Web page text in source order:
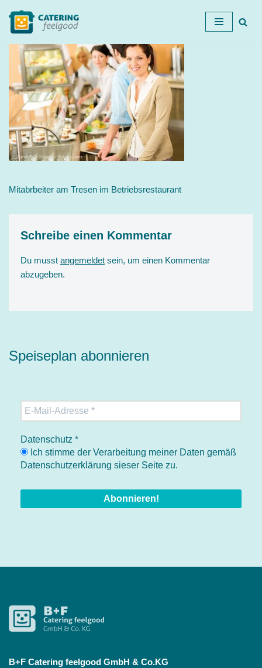
Zum
Inhalt
springen
Mitabrbeiter am Tresen im Betriebsrestaurant
Schreibe einen Kommentar
Du musst angemeldet sein, um einen Kommentar
abzugeben.
Speiseplan abonnieren
Datenschutz *
Ich stimme der Verarbeitung meiner Daten gemäß
Datenschutzerklärung sieser Seite zu.
B+F Catering feelgood GmbH & Co.KG